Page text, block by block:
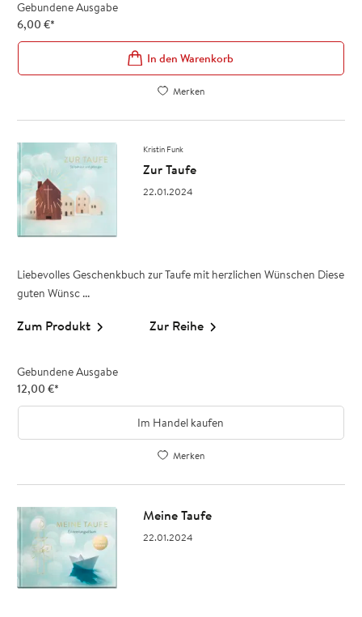
Gebundene Ausgabe
6,00 €*
In den Warenkorb
Merken
Kristin Funk
Zur Taufe
22.01.2024
Liebevolles Geschenkbuch zur Taufe mit herzlichen Wünschen Diese
guten Wünsc ...
Zum Produkt Zur Reihe
Gebundene Ausgabe
12,00 €*
Im Handel kaufen
Merken
Meine Taufe
22.01.2024